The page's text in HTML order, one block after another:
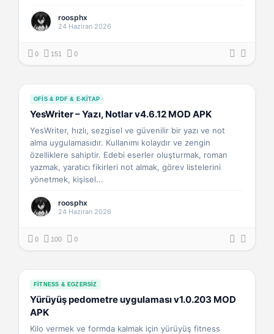
roosphx
24 Haziran 2026
0 151 0
OFIS & PDF & E-KITAP
YesWriter – Yazı, Notlar v4.6.12 MOD APK
YesWriter, hızlı, sezgisel ve güvenilir bir yazı ve not
alma uygulamasıdır. Kullanımı kolaydır ve zengin
özelliklere sahiptir. Edebi eserler oluşturmak, roman
yazmak, yaratıcı fikirleri not almak, görev listelerini
yönetmek, kişisel...
roosphx
24 Haziran 2026
0 100 0
FITNESS & EGZERSIZ
Yürüyüş pedometre uygulaması v1.0.203 MOD
APK
Kilo vermek ve formda kalmak için yürüyüş fitness